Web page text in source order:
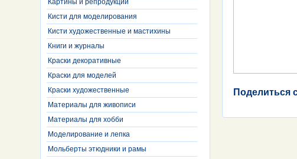
Картины и репродукции
Кисти для моделирования
Кисти художественные и мастихины
Книги и журналы
Краски декоративные
Краски для моделей
Краски художественные
Материалы для живописи
Материалы для хобби
Моделирование и лепка
Мольберты этюдники и рамы
Поделиться